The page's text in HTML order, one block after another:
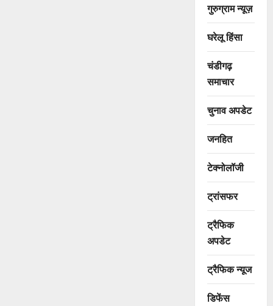
गुरुग्राम न्यूज़
घरेलू हिंसा
चंडीगढ़
समाचार
चुनाव अपडेट
जनहित
टेक्नोलॉजी
ट्रांसफर
ट्रैफिक
अपडेट
ट्रैफिक न्यूज
डिफेंस